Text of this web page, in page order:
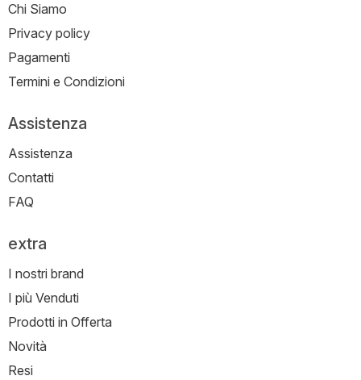
Chi Siamo
Privacy policy
Pagamenti
Termini e Condizioni
Assistenza
Assistenza
Contatti
FAQ
extra
I nostri brand
I più Venduti
Prodotti in Offerta
Novità
Resi